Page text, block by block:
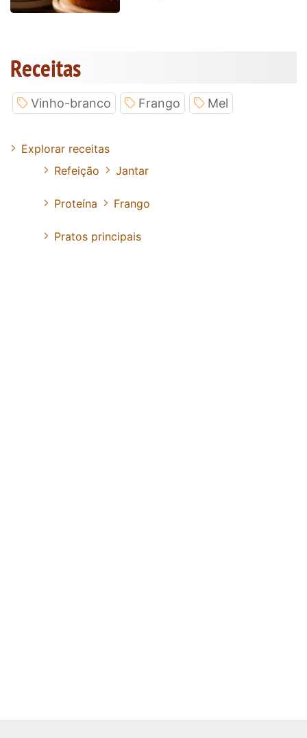
Receitas
Vinho-branco Frango Mel
Explorar receitas
Refeição
Jantar
Proteína Frango
Pratos principais